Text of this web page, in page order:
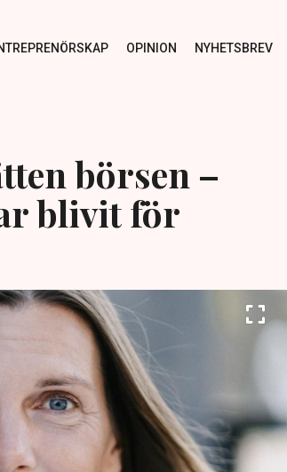
OPINION NYHETSBREV
börsen –
blivit för